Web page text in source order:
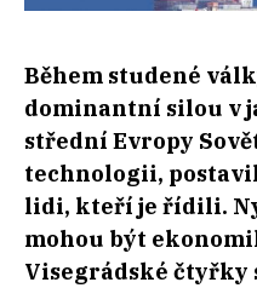
Během studené
dominantní silou v
střední Evropy
technologii,
lidi, kteří je řídili.
mohou být
Visegrádské čtyřky